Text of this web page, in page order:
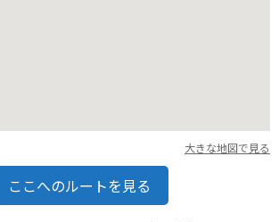
大きな地図で見る
ここへのルートを見る